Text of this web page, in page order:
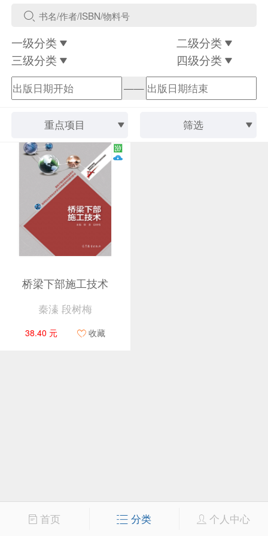
一级分类
二级分类
三级分类
四级分类
——
重点项目 筛选
桥梁下部施工技术
秦溱 段树梅
38.40 元 收藏
首页 分类 个人中心